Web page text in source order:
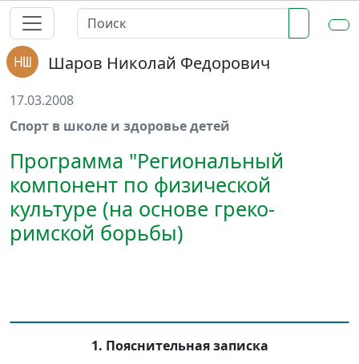
Шаров Николай Федорович
17.03.2008
Спорт в школе и здоровье детей
Программа "Региональный
компонент по физической
культуре (на основе греко-
римской борьбы)
1. Пояснительная записка